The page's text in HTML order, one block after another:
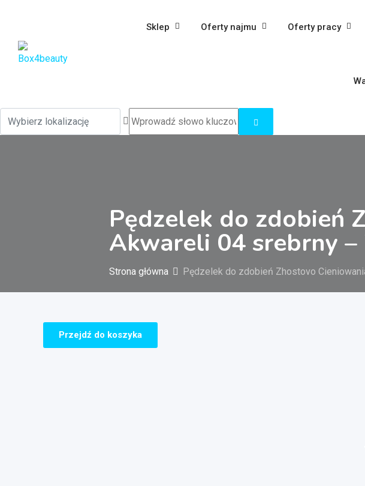
Sklep Oferty najmu Oferty pracy
Pędzelek do zdobień
Akwareli 04 srebrny –
Strona główna Pędzelek do zdobień Zhostovo
Przejdź do koszyka